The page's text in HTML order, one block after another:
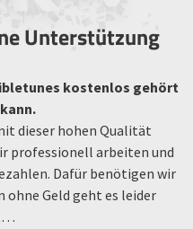
Unterstützung
kostenlos gehört
dieser hohen Qualität
professionell arbeiten und
Dafür benötigen wir
ohne Geld geht es leider